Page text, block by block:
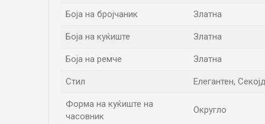
Боја на бројчаник Златна
Боја на куќиште Златна
Боја на ремче Златна
Стил Елегантен,
Форма на куќиште на
часовник
Округло